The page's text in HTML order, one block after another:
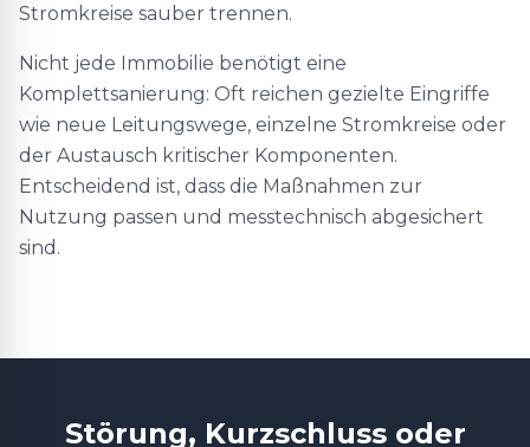
Stromkreise sauber trennen.
Nicht jede Immobilie benötigt eine
Komplettsanierung: Oft reichen gezielte Eingriffe
wie neue Leitungswege, einzelne Stromkreise oder
der Austausch kritischer Komponenten.
Entscheidend ist, dass die Maßnahmen zur
Nutzung passen und messtechnisch abgesichert
sind.
Störung, Kurzschluss oder